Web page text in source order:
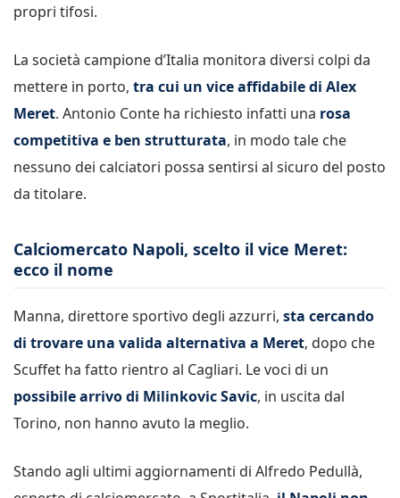
propri tifosi.
La società campione d’Italia monitora diversi colpi da
mettere in porto, tra cui un vice affidabile di Alex
Meret. Antonio Conte ha richiesto infatti una rosa
competitiva e ben strutturata, in modo tale che
nessuno dei calciatori possa sentirsi al sicuro del posto
da titolare.
Calciomercato Napoli, scelto il vice Meret:
ecco il nome
Manna, direttore sportivo degli azzurri, sta cercando
di trovare una valida alternativa a Meret, dopo che
Scuffet ha fatto rientro al Cagliari. Le voci di un
possibile arrivo di Milinkovic Savic, in uscita dal
Torino, non hanno avuto la meglio.
Stando agli ultimi aggiornamenti di Alfredo Pedullà,